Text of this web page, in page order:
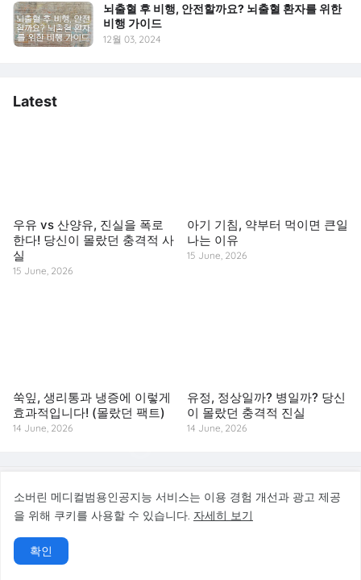
뇌출혈 후 비행, 안전할까요? 뇌출혈 환자를 위한
비행 가이드
12월 03, 2024
Latest
우유 vs 산양유, 진실을 폭로
한다! 당신이 몰랐던 충격적 사
실
15 June, 2026
아기 기침, 약부터 먹이면 큰일
나는 이유
15 June, 2026
쑥잎, 생리통과 냉증에 이렇게
효과적입니다! (몰랐던 팩트)
14 June, 2026
유정, 정상일까? 병일까? 당신
이 몰랐던 충격적 진실
14 June, 2026
© 2026 소버린 메디컬범용인공지능 서비스. All rights reserved.
소버린 메디컬범용인공지능 서비스는 건강·질병예방·바디케어 정보를 제공하는 참고
소개
소버린 메디컬범용인공지능 서비스는 이용 경험 개선과 광고 제공
을 위해 쿠키를 사용할 수 있습니다. 자세히 보기
확인